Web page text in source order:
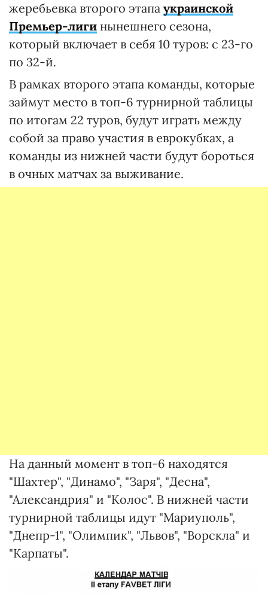
жеребьевка второго этапа украинской
Премьер-лиги нынешнего сезона,
который включает в себя 10 туров: с 23-го
по 32-й.
В рамках второго этапа команды, которые
займут место в топ-6 турнирной таблицы
по итогам 22 туров, будут играть между
собой за право участия в еврокубках, а
команды из нижней части будут бороться
в очных матчах за выживание.
На данный момент в топ-6 находятся
"Шахтер", "Динамо", "Заря", "Десна",
"Александрия" и "Колос". В нижней части
турнирной таблицы идут "Мариуполь",
"Днепр-1", "Олимпик", "Львов", "Ворскла" и
"Карпаты".